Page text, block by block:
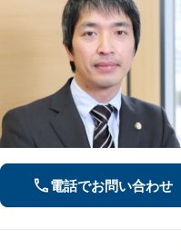
電話でお問い合わせ